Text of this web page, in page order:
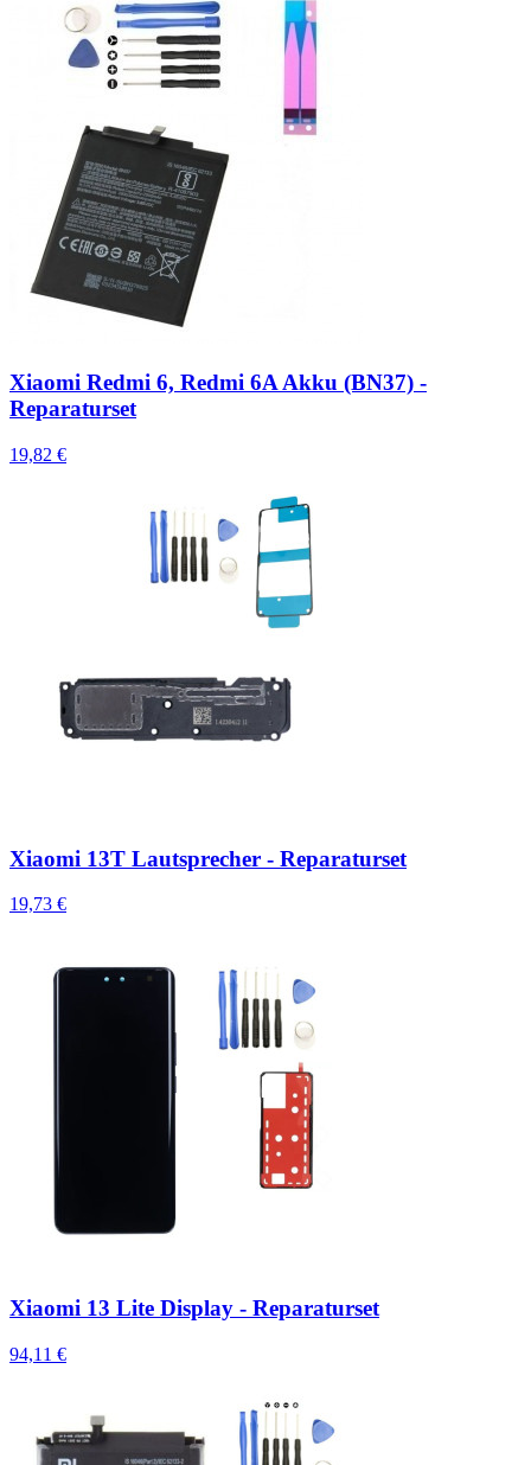
Xiaomi Redmi 6, Redmi 6A Akku (BN37) -
Reparaturset
19,82 €
Xiaomi 13T Lautsprecher - Reparaturset
19,73 €
Xiaomi 13 Lite Display - Reparaturset
94,11 €